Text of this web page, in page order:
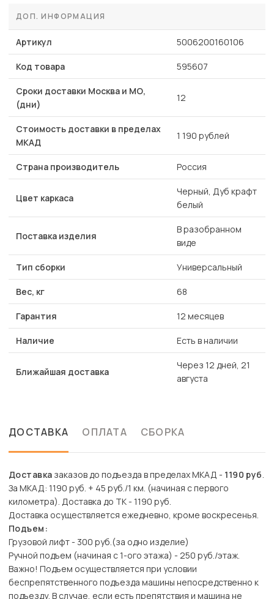
ДОП. ИНФОРМАЦИЯ
Артикул 5006200160106
Код товара 595607
Сроки доставки Москва и МО,
(дни)
12
Стоимость доставки в пределах
МКАД
1 190 рублей
Страна производитель Россия
Цвет каркаса
Черный, Дуб крафт
белый
Поставка изделия
В разобранном
виде
Тип сборки Универсальный
Вес, кг 68
Гарантия 12 месяцев
Наличие Есть в наличии
Ближайшая доставка
Через 12 дней, 21
августа
ДОСТАВКА ОПЛАТА СБОРКА
Доставка заказов до подъезда в пределах МКАД - 1190 руб.
За МКАД: 1190 руб. + 45 руб./1 км. (начиная с первого
километра). Доставка до ТК - 1190 руб.
Доставка осуществляется ежедневно, кроме воскресенья.
Подъем:
Грузовой лифт - 300 руб.(за одно изделие)
Ручной подъем (начиная с 1-ого этажа) - 250 руб./этаж.
Важно! Подъем осуществляется при условии
беспрепятственного подъезда машины непосредственно к
подъезду. В случае, если есть препятствия и машина не